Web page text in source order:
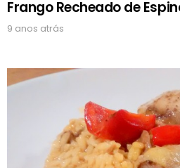
Frango Recheado de
9 anos atrás